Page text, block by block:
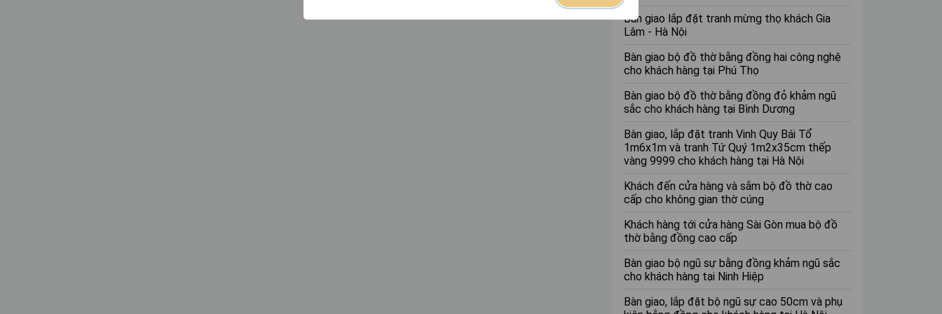
Bàn giao lắp đặt tranh mừng thọ khách Gia
Lâm - Hà Nội
Bàn giao bộ đồ thờ bằng đồng hai công nghệ
cho khách hàng tại Phú Thọ
Bàn giao bộ đồ thờ bằng đồng đỏ khảm ngũ
sắc cho khách hàng tại Bình Dương
Bàn giao, lắp đặt tranh Vinh Quy Bái Tổ
1m6x1m và tranh Tứ Quý 1m2x35cm thếp
vàng 9999 cho khách hàng tại Hà Nội
Khách đến cửa hàng và sắm bộ đồ thờ cao
cấp cho không gian thờ cúng
Khách hàng tới cửa hàng Sài Gòn mua bộ đồ
thờ bằng đồng cao cấp
Bàn giao bộ ngũ sự bằng đồng khảm ngũ sắc
cho khách hàng tại Ninh Hiệp
Bàn giao, lắp đặt bộ ngũ sự cao 50cm và phụ